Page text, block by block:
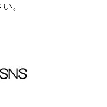
。